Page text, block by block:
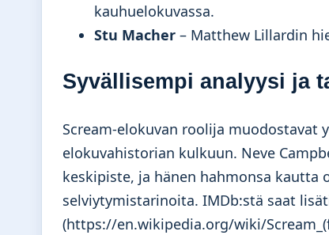
kauhuelokuvassa.
Stu Macher – Matthew Lillardin
Syvällisempi analyysi ja
Scream-elokuvan roolija muodostavat
elokuvahistorian kulkuun. Neve
keskipiste, ja hänen hahmonsa
selviytymistarinoita. IMDb:stä saat
(https://en.wikipedia.org/wiki/